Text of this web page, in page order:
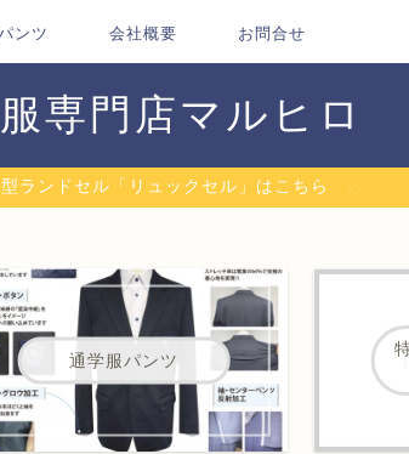
ンツ 会社概要 お問合せ
専門店マルヒロ
ランドセル「リュックセル」はこちら
通学服パンツ